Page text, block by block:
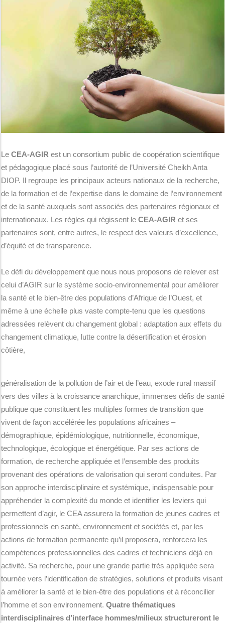
Le CEA-AGIRest un consortium public de coopération scientifique
et pédagogique placé sous l’autorité de l’Université Cheikh Anta
DIOP. Il regroupe les principaux acteurs nationaux de la recherche,
de la formation et de l’expertise dans le domaine de l’environnement
et de la santé auxquels sont associés des partenaires régionaux et
internationaux. Les règles qui régissent le CEA-AGIRet ses
partenaires sont, entre autres, le respect des valeurs d’excellence,
d’équité et de transparence.
Le défi du développement que nous nous proposons de relever est
celui d’AGIR sur le système socio-environnemental pour améliorer
la santé et le bien-être des populations d’Afrique de l’Ouest, et
même à une échelle plus vaste compte-tenu que les questions
adressées relèvent du changement global : adaptation aux effets du
changement climatique, lutte contre la désertification et érosion
côtière,
généralisation de la pollution de l’air et de l’eau, exode rural massif
vers des villes à la croissance anarchique, immenses défis de santé
publique que constituent les multiples formes de transition que
vivent de façon accélérée les populations africaines –
démographique, épidémiologique, nutritionnelle, économique,
technologique, écologique et énergétique. Par ses actions de
formation, de recherche appliquée et l’ensemble des produits
provenant des opérations de valorisation qui seront conduites. Par
son approche interdisciplinaire et systémique, indispensable pour
appréhender la complexité du monde et identifier les leviers qui
permettent d’agir, le CEA assurera la formation de jeunes cadres et
professionnels en santé, environnement et sociétés et, par les
actions de formation permanente qu’il proposera, renforcera les
compétences professionnelles des cadres et techniciens déjà en
activité. Sa recherche, pour une grande partie très appliquée sera
tournée vers l’identification de stratégies, solutions et produits visant
à améliorer la santé et le bien-être des populations et à réconcilier
l’homme et son environnement. Quatre thématiques
interdisciplinaires d’interface hommes/milieux structureront le